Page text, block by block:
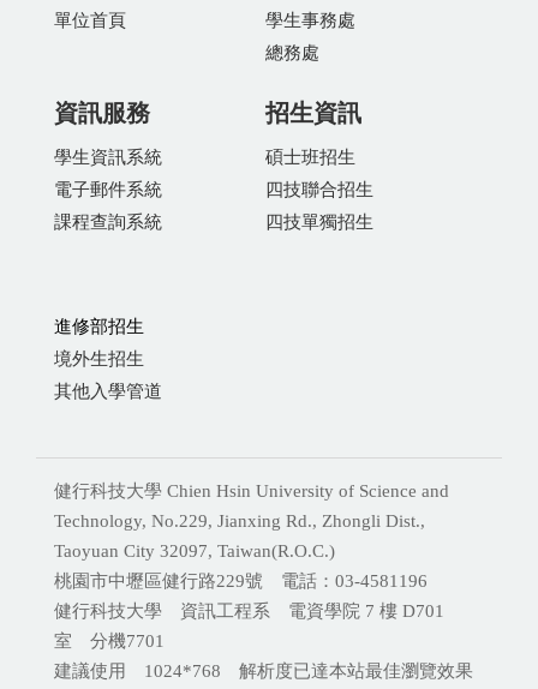
單位首頁
學生事務處
總務處
資訊服務
學生資訊系統
電子郵件系統
課程查詢系統
招生資訊
碩士班招生
四技聯合招生
四技單獨招生
進修部招生
境外生招生
其他入學管道
健行科技大學 Chien Hsin University of Science and
Technology, No.229, Jianxing Rd., Zhongli Dist.,
Taoyuan City 32097, Taiwan(R.O.C.)
桃園市中壢區健行路229號 電話：03-4581196
健行科技大學 資訊工程系 電資學院 7 樓 D701
室 分機7701
建議使用 1024*768 解析度已達本站最佳瀏覽效果